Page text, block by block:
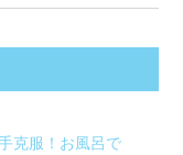
克服！お風呂で